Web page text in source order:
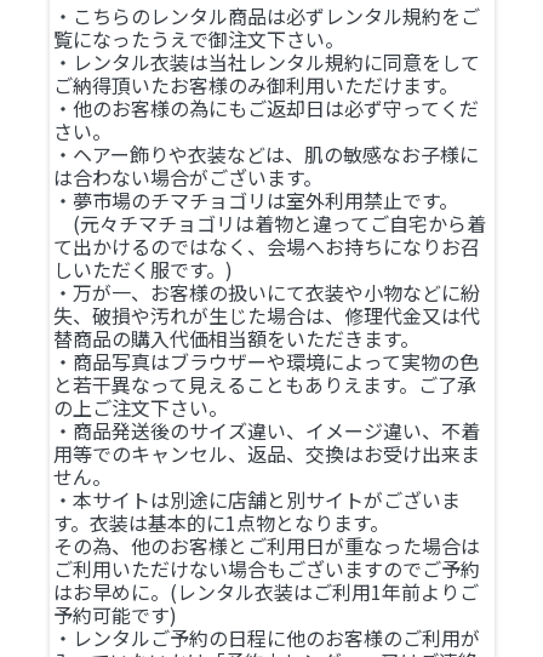
・こちらのレンタル商品は必ずレンタル規約をご
覧になったうえで御注文下さい。
・レンタル衣装は当社レンタル規約に同意をして
ご納得頂いたお客様のみ御利用いただけます。
・他のお客様の為にもご返却日は必ず守ってくだ
さい。
・ヘアー飾りや衣装などは、肌の敏感なお子様に
は合わない場合がございます。
・夢市場のチマチョゴリは室外利用禁止です。
(元々チマチョゴリは着物と違ってご自宅から着
て出かけるのではなく、会場へお持ちになりお召
しいただく服です。)
・万が一、お客様の扱いにて衣装や小物などに紛
失、破損や汚れが生じた場合は、修理代金又は代
替商品の購入代価相当額をいただきます。
・商品写真はブラウザーや環境によって実物の色
と若干異なって見えることもありえます。ご了承
の上ご注文下さい。
・商品発送後のサイズ違い、イメージ違い、不着
用等でのキャンセル、返品、交換はお受け出来ま
せん。
・本サイトは別途に店舗と別サイトがございま
す。衣装は基本的に1点物となります。
その為、他のお客様とご利用日が重なった場合は
ご利用いただけない場合もございますのでご予約
はお早めに。(レンタル衣装はご利用1年前よりご
予約可能です)
・レンタルご予約の日程に他のお客様のご利用が